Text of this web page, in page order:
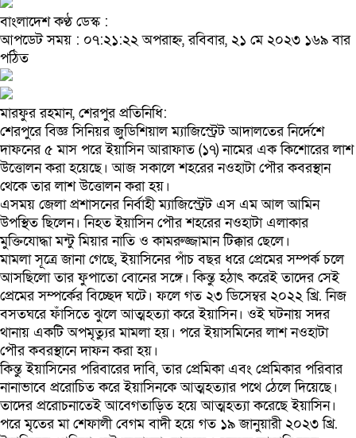
বাংলাদেশ কণ্ঠ ডেস্ক :
আপডেট সময় : ০৭:২১:২২ অপরাহ্ন, রবিবার, ২১ মে ২০২৩ ১৬৯ বার
পঠিত
মারফুর রহমান, শেরপুর প্রতিনিধি:
শেরপুরে বিজ্ঞ সিনিয়র জুডিশিয়াল ম্যাজিস্ট্রেট আদালতের নির্দেশে
দাফনের ৫ মাস পরে ইয়াসিন আরাফাত (১৭) নামের এক কিশোরের লাশ
উত্তোলন করা হয়েছে। আজ সকালে শহরের নওহাটা পৌর কবরস্থান
থেকে তার লাশ উত্তোলন করা হয়।
এসময় জেলা প্রশাসনের নির্বাহী ম্যাজিস্ট্রেট এস এম আল আমিন
উপস্থিত ছিলেন। নিহত ইয়াসিন পৌর শহরের নওহাটা এলাকার
মুক্তিযোদ্ধা মন্টু মিয়ার নাতি ও কামরুজ্জামান টিক্কার ছেলে।
মামলা সূত্রে জানা গেছে, ইয়াসিনের পাঁচ বছর ধরে প্রেমের সম্পর্ক চলে
আসছিলো তার ফুপাতো বোনের সঙ্গে। কিন্তু হঠাৎ করেই তাদের সেই
প্রেমের সম্পর্কের বিচ্ছেদ ঘটে। ফলে গত ২৩ ডিসেম্বর ২০২২ খ্রি. নিজ
বসতঘরে ফাঁসিতে ঝুলে আত্মহত্যা করে ইয়াসিন। ওই ঘটনায় সদর
থানায় একটি অপমৃত্যুর মামলা হয়। পরে ইয়াসমিনের লাশ নওহাটা
পৌর কবরস্থানে দাফন করা হয়।
কিন্তু ইয়াসিনের পরিবারের দাবি, তার প্রেমিকা এবং প্রেমিকার পরিবার
নানাভাবে প্ররোচিত করে ইয়াসিনকে আত্মহত্যার পথে ঠেলে দিয়েছে।
তাদের প্ররোচনাতেই আবেগতাড়িত হয়ে আত্মহত্যা করেছে ইয়াসিন।
পরে মৃতের মা শেফালী বেগম বাদী হয়ে গত ১৯ জানুয়ারী ২০২৩ খ্রি.